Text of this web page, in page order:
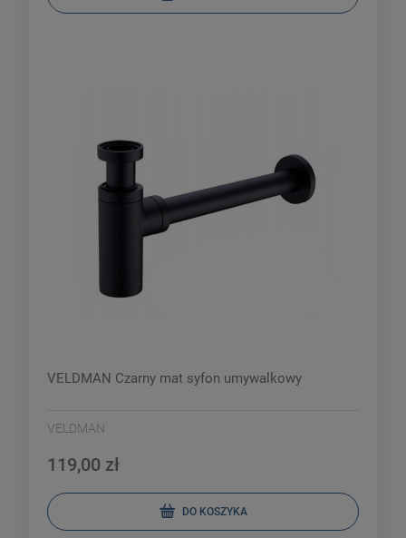
VELDMAN Czarny mat syfon umywalkowy
VELDMAN
119,00 zł
DO KOSZYKA